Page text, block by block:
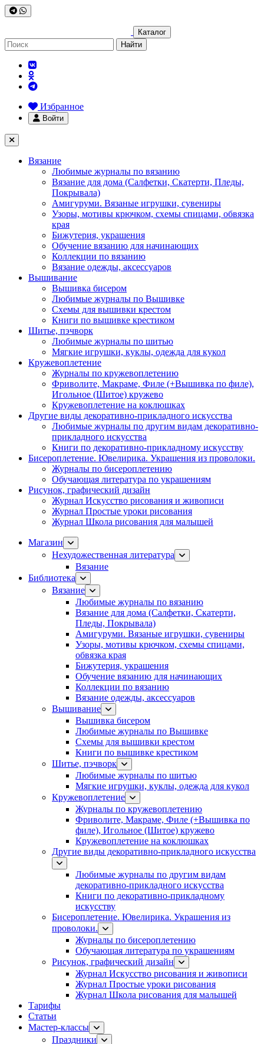
Каталог
Найти
Избранное
Войти
Вязание
Любимые журналы по вязанию
Вязание для дома (Салфетки, Скатерти, Пледы,
Покрывала)
Амигуруми. Вязаные игрушки, сувениры
Узоры, мотивы крючком, схемы спицами, обвязка
края
Бижутерия, украшения
Обучение вязанию для начинающих
Коллекции по вязанию
Вязание одежды, аксессуаров
Вышивание
Вышивка бисером
Любимые журналы по Вышивке
Схемы для вышивки крестом
Книги по вышивке крестиком
Шитье, пэчворк
Любимые журналы по шитью
Мягкие игрушки, куклы, одежда для кукол
Кружевоплетение
Журналы по кружевоплетению
Фриволите, Макраме, Филе (+Вышивка по филе),
Игольное (Шитое) кружево
Кружевоплетение на коклюшках
Другие виды декоративно-прикладного искусства
Любимые журналы по другим видам декоративно-
прикладного искусства
Книги по декоративно-прикладному искусству
Бисероплетение. Ювелирика. Украшения из проволоки.
Журналы по бисероплетению
Обучающая литература по украшениям
Рисунок, графический дизайн
Журнал Искусство рисования и живописи
Журнал Простые уроки рисования
Журнал Школа рисования для малышей
Магазин
Нехудожественная литература
Вязание
Библиотека
Вязание
Любимые журналы по вязанию
Вязание для дома (Салфетки, Скатерти,
Пледы, Покрывала)
Амигуруми. Вязаные игрушки, сувениры
Узоры, мотивы крючком, схемы спицами,
обвязка края
Бижутерия, украшения
Обучение вязанию для начинающих
Коллекции по вязанию
Вязание одежды, аксессуаров
Вышивание
Вышивка бисером
Любимые журналы по Вышивке
Схемы для вышивки крестом
Книги по вышивке крестиком
Шитье, пэчворк
Любимые журналы по шитью
Мягкие игрушки, куклы, одежда для кукол
Кружевоплетение
Журналы по кружевоплетению
Фриволите, Макраме, Филе (+Вышивка по
филе), Игольное (Шитое) кружево
Кружевоплетение на коклюшках
Другие виды декоративно-прикладного искусства
Любимые журналы по другим видам
декоративно-прикладного искусства
Книги по декоративно-прикладному
искусству
Бисероплетение. Ювелирика. Украшения из
проволоки.
Журналы по бисероплетению
Обучающая литература по украшениям
Рисунок, графический дизайн
Журнал Искусство рисования и живописи
Журнал Простые уроки рисования
Журнал Школа рисования для малышей
Тарифы
Статьи
Мастер-классы
Праздники